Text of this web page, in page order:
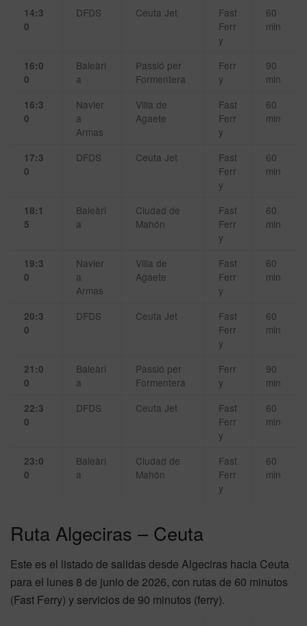
14:3
0
DFDS Ceuta Jet
Fast
Ferr
y
60
min
16:0
0
Baleàri
a
Passió per
Formentera
Ferr
y
90
min
16:3
0
Navier
a
Armas
Villa de
Agaete
Fast
Ferr
y
60
min
17:3
0
DFDS Ceuta Jet
Fast
Ferr
y
60
min
18:1
5
Baleàri
a
Ciudad de
Mahón
Fast
Ferr
y
60
min
19:3
0
Navier
a
Armas
Villa de
Agaete
Fast
Ferr
y
60
min
20:3
0
DFDS Ceuta Jet
Fast
Ferr
y
60
min
21:0
0
Baleàri
a
Passió per
Formentera
Ferr
y
90
min
22:3
0
DFDS Ceuta Jet
Fast
Ferr
y
60
min
23:0
0
Baleàri
a
Ciudad de
Mahón
Fast
Ferr
y
60
min
Ruta Algeciras – Ceuta
Este es el listado de salidas desde Algeciras hacia Ceuta
para el lunes 8 de junio de 2026, con rutas de 60 minutos
(Fast Ferry) y servicios de 90 minutos (ferry).